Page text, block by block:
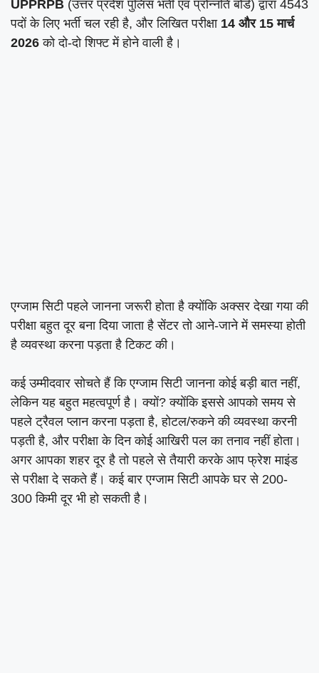
UPPRPB (उत्तर प्रदेश पुलिस भर्ती एवं प्रोन्नति बोर्ड) द्वारा 4543
पदों के लिए भर्ती चल रही है, और लिखित परीक्षा 14 और 15 मार्च
2026 को दो-दो शिफ्ट में होने वाली है।
एग्जाम सिटी पहले जानना जरूरी होता है क्योंकि अक्सर देखा गया की
परीक्षा बहुत दूर बना दिया जाता है सेंटर तो आने-जाने में समस्या होती
है व्यवस्था करना पड़ता है टिकट की।
कई उम्मीदवार सोचते हैं कि एग्जाम सिटी जानना कोई बड़ी बात नहीं,
लेकिन यह बहुत महत्वपूर्ण है। क्यों? क्योंकि इससे आपको समय से
पहले ट्रैवल प्लान करना पड़ता है, होटल/रुकने की व्यवस्था करनी
पड़ती है, और परीक्षा के दिन कोई आखिरी पल का तनाव नहीं होता।
अगर आपका शहर दूर है तो पहले से तैयारी करके आप फ्रेश माइंड
से परीक्षा दे सकते हैं। कई बार एग्जाम सिटी आपके घर से 200-
300 किमी दूर भी हो सकती है।